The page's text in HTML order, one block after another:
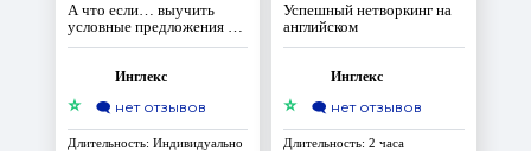
А что если… выучить
условные предложения за
3 занятия?
Инглекс
⭐ 🗨️ нет отзывов
Длительность: Индивидуально
Успешный нетворкинг на
английском
Инглекс
⭐ 🗨️ нет отзывов
Длительность: 2 часа